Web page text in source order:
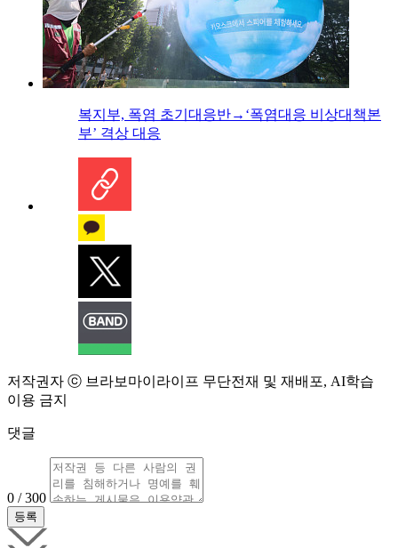
복지부, 폭염 초기대응반→‘폭염대응 비상대책본
부’ 격상 대응
저작권자 ⓒ 브라보마이라이프 무단전재 및 재배포, AI학습
이용 금지
댓글
0 / 300